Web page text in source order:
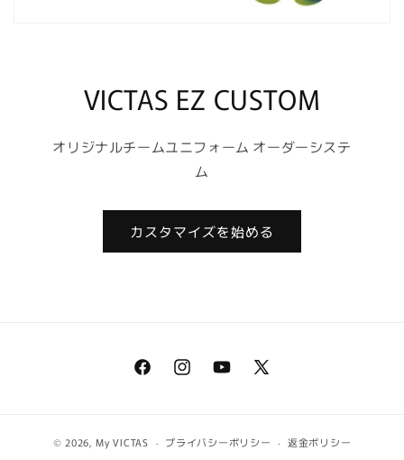
VICTAS EZ CUSTOM
オリジナルチームユニフォーム オーダーシステ
ム
カスタマイズを始める
FacebookInstagramYouTube
X
© 2026,My VICTAS プライバシーポリシー 返金ポリシー